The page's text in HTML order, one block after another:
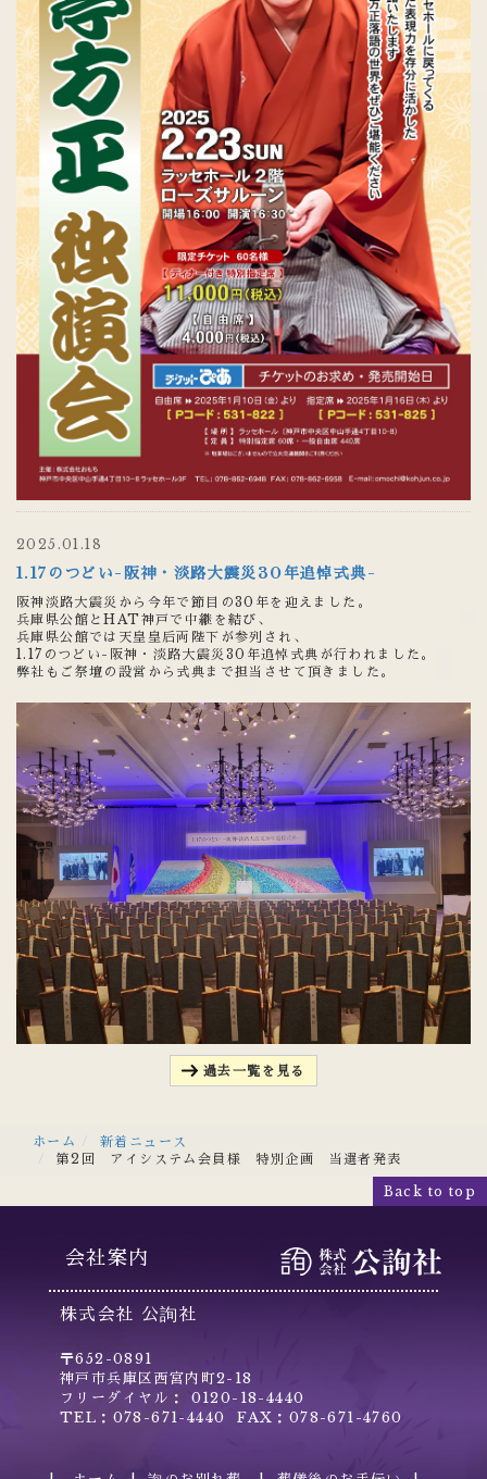
2025.01.18
1.17のつどい-阪神・淡路大震災30年追悼式典-
阪神淡路大震災から今年で節目の30年を迎えました。
兵庫県公館とHAT神戸で中継を結び、
兵庫県公館では天皇皇后両陛下が参列され、
1.17のつどい-阪神・淡路大震災30年追悼式典が行われました。
弊社もご祭壇の設営から式典まで担当させて頂きました。
過去一覧を見る
ホーム
新着ニュース
第2回 アイシステム会員様 特別企画 当選者発表
Back to top
会社案内
株式会社 公詢社
〒652-0891
神戸市兵庫区西宮内町2-18
フリーダイヤル： 0120-18-4440
TEL：078-671-4440 FAX：078-671-4760